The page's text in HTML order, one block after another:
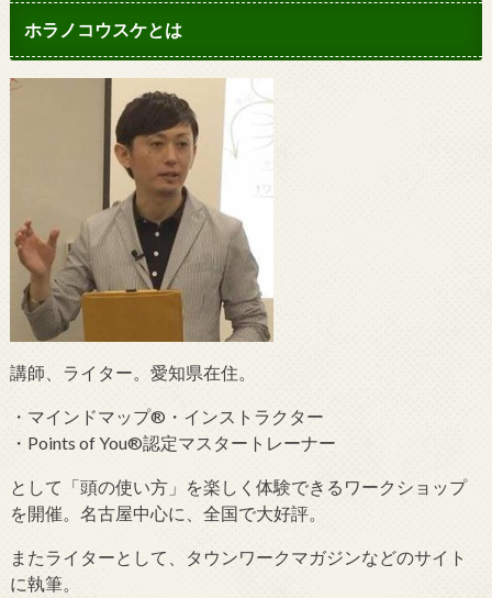
ホラノコウスケとは
講師、ライター。愛知県在住。
・マインドマップ®・インストラクター
・Points of You®認定マスタートレーナー
として「頭の使い方」を楽しく体験できるワークショップ
を開催。名古屋中心に、全国で大好評。
またライターとして、タウンワークマガジンなどのサイト
に執筆。